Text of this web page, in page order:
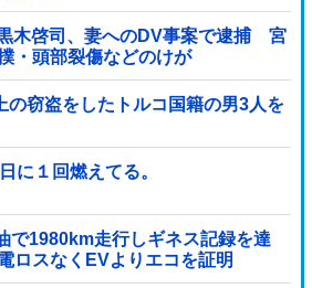
木啓司、妻へのDV事案で逮捕 宮
・頭部裂傷などのけが
の窃盗をしたトルコ国籍の男3人を
に１回燃えてる。
で1980km走行しギネス記録を達
ロスなくEVよりエコを証明